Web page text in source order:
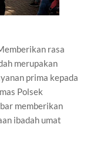
rasa
merupakan
prima kepada
Polsek
memberikan
ibadah umat